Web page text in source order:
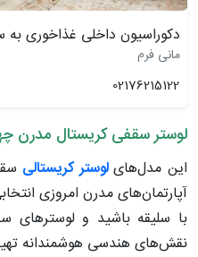
دکوراسیون داخلی غذاخوری
مانی فرم
02176215122
لوستر سقفی کریستال مدرن
این مدل‌های لوستر کریستالی
آپارتمان‌های مدرن امروزی
با سلیقه باشید و لوسترهای
نقش‌های هندسی هوشمندانه